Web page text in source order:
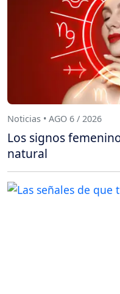
Noticias • AGO 6 / 2026
Los signos
natural